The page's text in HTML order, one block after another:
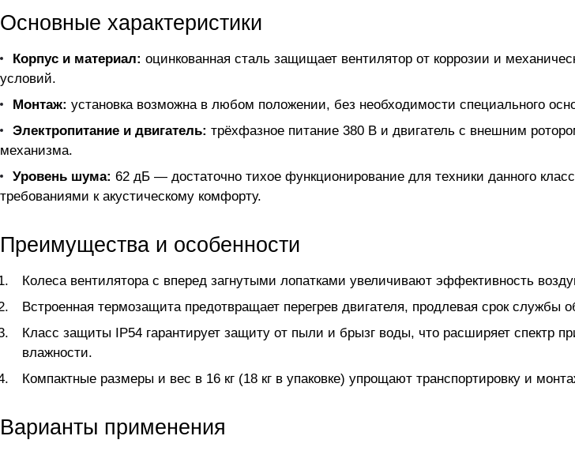
Основные характеристики
Корпус и материал: оцинкованная сталь защищает вентилятор от коррозии и
условий.
Монтаж: установка возможна в любом положении, без необходимости специального
Электропитание и двигатель: трёхфазное питание 380 В и двигатель с внешним
механизма.
Уровень шума: 62 дБ — достаточно тихое функционирование для техники данного
требованиями к акустическому комфорту.
Преимущества и особенности
Колеса вентилятора с вперед загнутыми лопатками увеличивают эффективность
Встроенная термозащита предотвращает перегрев двигателя, продлевая срок службы
Класс защиты IP54 гарантирует защиту от пыли и брызг воды, что расширяет спектр
влажности.
Компактные размеры и вес в 16 кг (18 кг в упаковке) упрощают транспортировку и
Варианты применения